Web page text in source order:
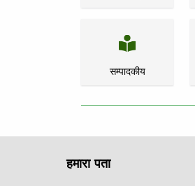
सम्पादकीय
हमारा पता